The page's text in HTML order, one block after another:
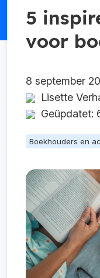
5
voor
8 september
Lisette
Geüpdatet:
Boekhouders en